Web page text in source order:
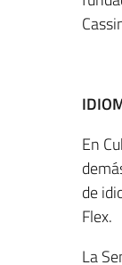
En
de
Flex.
La